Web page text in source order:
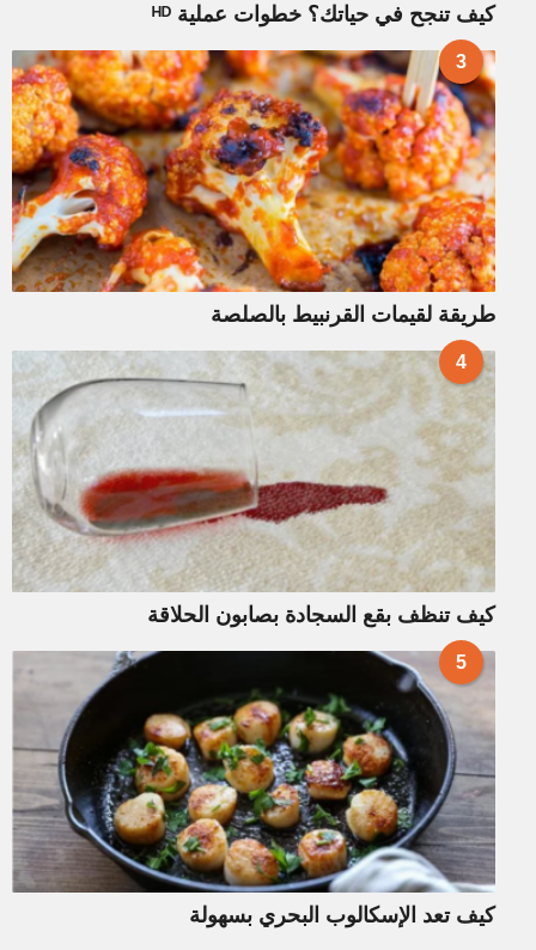
كيف تنجح في حياتك؟ خطوات عملية ᴴᴰ
3
طريقة لقيمات القرنبيط بالصلصة
4
كيف تنظف بقع السجادة بصابون الحلاقة
5
كيف تعد الإسكالوب البحري بسهولة